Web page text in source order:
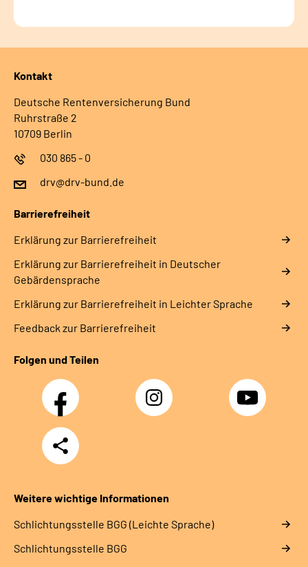
Kontakt
Deutsche Rentenversicherung Bund
Ruhrstraße 2
10709 Berlin
030 865 - 0
drv@drv-bund.de
Barrierefreiheit
Erklärung zur Barrierefreiheit
Erklärung zur Barrierefreiheit in Deutscher
Gebärdensprache
Erklärung zur Barrierefreiheit in Leichter Sprache
Feedback zur Barrierefreiheit
Folgen und Teilen
Facebook Instagram YouTube
Teilen
Weitere wichtige Informationen
Schlich­tungs­stel­le BGG (Leichte Sprache)
Schlich­tungs­stel­le BGG